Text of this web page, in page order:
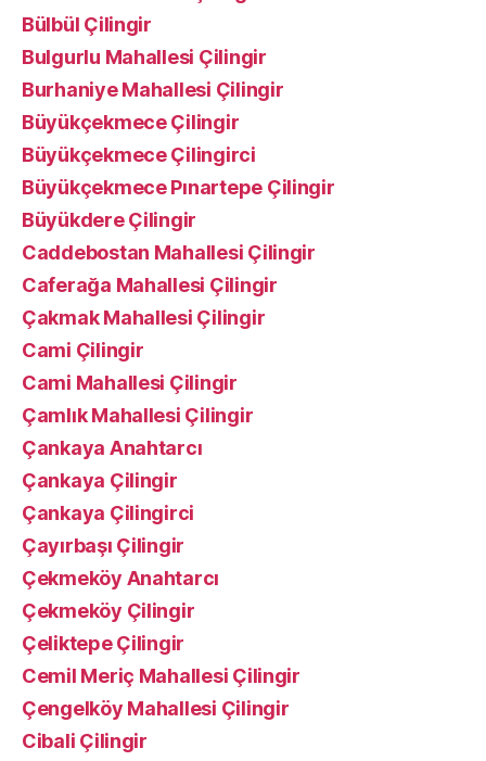
Bülbül Çilingir
Bulgurlu Mahallesi Çilingir
Burhaniye Mahallesi Çilingir
Büyükçekmece Çilingir
Büyükçekmece Çilingirci
Büyükçekmece Pınartepe Çilingir
Büyükdere Çilingir
Caddebostan Mahallesi Çilingir
Caferağa Mahallesi Çilingir
Çakmak Mahallesi Çilingir
Cami Çilingir
Cami Mahallesi Çilingir
Çamlık Mahallesi Çilingir
Çankaya Anahtarcı
Çankaya Çilingir
Çankaya Çilingirci
Çayırbaşı Çilingir
Çekmeköy Anahtarcı
Çekmeköy Çilingir
Çeliktepe Çilingir
Cemil Meriç Mahallesi Çilingir
Çengelköy Mahallesi Çilingir
Cibali Çilingir